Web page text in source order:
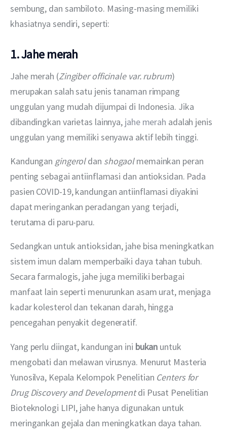
sembung, dan sambiloto. Masing-masing memiliki
khasiatnya sendiri, seperti:
1. Jahe merah
Jahe merah (Zingiber officinale var. rubrum)
merupakan salah satu jenis tanaman rimpang
unggulan yang mudah dijumpai di Indonesia. Jika
dibandingkan varietas lainnya, jahe merah adalah jenis
unggulan yang memiliki senyawa aktif lebih tinggi.
Kandungan gingerol dan shogaol memainkan peran
penting sebagai antiinflamasi dan antioksidan. Pada
pasien COVID-19, kandungan antiinflamasi diyakini
dapat meringankan peradangan yang terjadi,
terutama di paru-paru.
Sedangkan untuk antioksidan, jahe bisa meningkatkan
sistem imun dalam memperbaiki daya tahan tubuh.
Secara farmalogis, jahe juga memiliki berbagai
manfaat lain seperti menurunkan asam urat, menjaga
kadar kolesterol dan tekanan darah, hingga
pencegahan penyakit degeneratif.
Yang perlu diingat, kandungan ini bukan untuk
mengobati dan melawan virusnya. Menurut Masteria
Yunosilva, Kepala Kelompok Penelitian Centers for
Drug Discovery and Development di Pusat Penelitian
Bioteknologi LIPI, jahe hanya digunakan untuk
meringankan gejala dan meningkatkan daya tahan.